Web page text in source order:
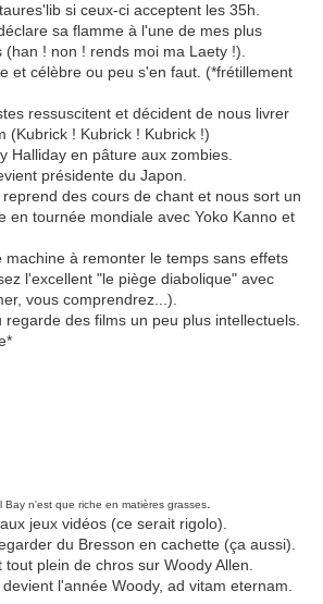
si ceux-ci acceptent les 35h.
sa flamme à l'une de mes plus
(han ! non ! rends moi ma Laety !).
et célèbre ou peu s'en faut. (*frétillement
ressuscitent et décident de nous livrer
(Kubrick ! Kubrick ! Kubrick !)
Halliday en pâture aux zombies.
présidente du Japon.
reprend des cours de chant et nous sort un
en tournée mondiale avec Yoko Kanno et
machine à remonter le temps sans effets
l'excellent "le piège diabolique" avec
vous comprendrez...).
regarde des films un peu plus intellectuels.
Bay n'est que riche en matières grasses
jeux vidéos (ce serait rigolo).
du Bresson en cachette (ça aussi).
tout plein de chros sur Woody Allen.
l'année Woody, ad vitam eternam.